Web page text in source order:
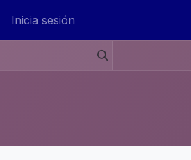
Inicia sesión